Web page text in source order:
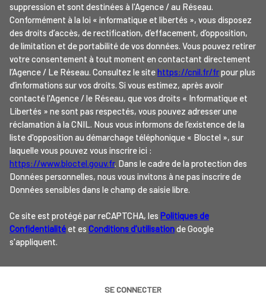
suppression et sont destinées à l'Agence / au Réseau.
Conformément à la loi « informatique et libertés », vous disposez
des droits d’accès, de rectification, d’effacement, d’opposition,
de limitation et de portabilité de vos données. Vous pouvez retirer
votre consentement à tout moment en contactant directement
l’Agence / Le Réseau. Consultez le sitehttps://cnil.fr/frpour plus
d’informations sur vos droits. Si vous estimez, après avoir
contacté l'Agence / le Réseau, que vos droits « Informatique et
Libertés » ne sont pas respectés, vous pouvez adresser une
réclamation à la CNIL. Nous vous informons de l’existence de la
liste d'opposition au démarchage téléphonique « Bloctel », sur
laquelle vous pouvez vous inscrire ici :
https://www.bloctel.gouv.fr. Dans le cadre de la protection des
Données personnelles, nous vous invitons à ne pas inscrire de
Données sensibles dans le champ de saisie libre.
Ce site est protégé par reCAPTCHA, les Politiques de
Confidentialité et es Conditions d'utilisationde Google
s'appliquent.
SE CONNECTER